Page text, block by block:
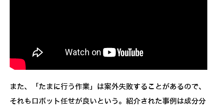
また、「たまに行う作業」は案外失敗することがあるので、
それもロボット任せが良いという。紹介された事例は成分分